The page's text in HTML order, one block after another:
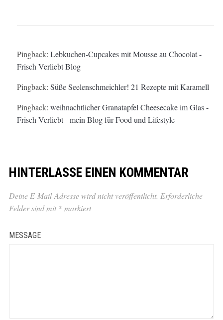
Pingback: Lebkuchen-Cupcakes mit Mousse au Chocolat -
Frisch Verliebt Blog
Pingback: Süße Seelenschmeichler! 21 Rezepte mit Karamell
Pingback: weihnachtlicher Granatapfel Cheesecake im Glas -
Frisch Verliebt - mein Blog für Food und Lifestyle
HINTERLASSE EINEN KOMMENTAR
Deine E-Mail-Adresse wird nicht veröffentlicht. Erforderliche
Felder sind mit *markiert
MESSAGE